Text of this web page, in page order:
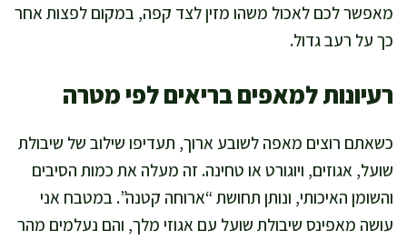
מאפשר לכם לאכול משהו מזין לצד קפה, במקום לפצות אחר
כך על רעב גדול.
רעיונות למאפים בריאים לפי מטרה
כשאתם רוצים מאפה לשובע ארוך, תעדיפו שילוב של שיבולת
שועל, אגוזים, ויוגורט או טחינה. זה מעלה את כמות הסיבים
והשומן האיכותי, ונותן תחושת “ארוחה קטנה”. במטבח אני
עושה מאפינס שיבולת שועל עם אגוזי מלך, והם נעלמים מהר